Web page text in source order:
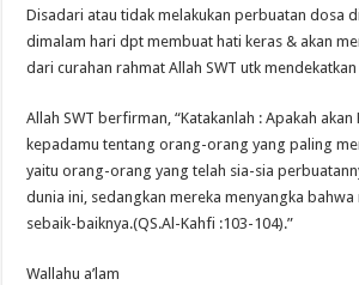
Disadari atau tidak melakukan perbuatan dosa
dimalam hari dpt membuat hati keras & akan
dari curahan rahmat Allah SWT utk
Allah SWT berfirman, “Katakanlah : Apakah
kepadamu tentang orang-orang yang paling
yaitu orang-orang yang telah sia-sia
dunia ini, sedangkan mereka menyangka
sebaik-baiknya.(QS.Al-Kahfi :103-104).”
Wallahu a’lam